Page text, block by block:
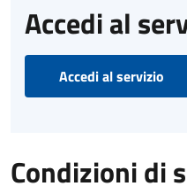
Accedi al
Accedi al servizio
Condizioni di